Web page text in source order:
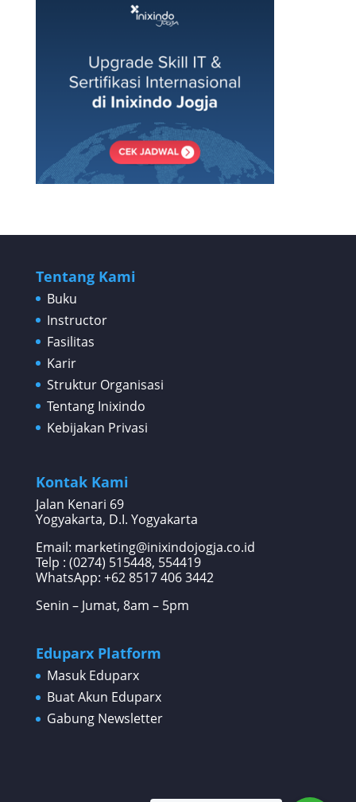
Tentang Kami
Buku
Instructor
Fasilitas
Karir
Struktur Organisasi
Tentang Inixindo
Kebijakan Privasi
Kontak Kami
Jalan Kenari 69
Yogyakarta, D.I. Yogyakarta
Email: marketing@inixindojogja.co.id
Telp : (0274) 515448, 554419
WhatsApp: +62 8517 406 3442
Senin – Jumat, 8am – 5pm
Eduparx Platform
Masuk Eduparx
Buat Akun Eduparx
Gabung Newsletter